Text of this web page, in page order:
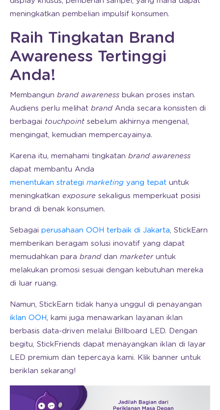
meningkatkan pembelian impulsif konsumen.
Raih Tingkatan Brand
Awareness Tertinggi
Anda!
Membangun brand awareness bukan proses instan.
Audiens perlu melihat brandAnda secara konsisten di
berbagai touchpointsebelum akhirnya mengenal,
mengingat, kemudian mempercayainya.
Karena itu, memahami tingkatan brand awareness
dapat membantu Anda
menentukan strategi marketing yang tepat untuk
meningkatkan exposure sekaligus memperkuat posisi
brand di benak konsumen.
Sebagai perusahaan OOH terbaik di Jakarta, StickEarn
memberikan beragam solusi inovatif yang dapat
memudahkan para brand dan marketeruntuk
melakukan promosi sesuai dengan kebutuhan mereka
di luar ruang.
Namun, StickEarn tidak hanya unggul di penayangan
iklan OOH, kami juga menawarkan layanan iklan
berbasis data-driven melalui Billboard LED. Dengan
begitu, StickFriends dapat menayangkan iklan di layar
LED premium dan tepercaya kami. Klik banner untuk
beriklan sekarang!